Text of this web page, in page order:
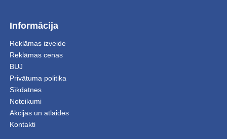
Informācija
Reklāmas izveide
Reklāmas cenas
BUJ
Privātuma politika
Sīkdatnes
Noteikumi
Akcijas un atlaides
Kontakti